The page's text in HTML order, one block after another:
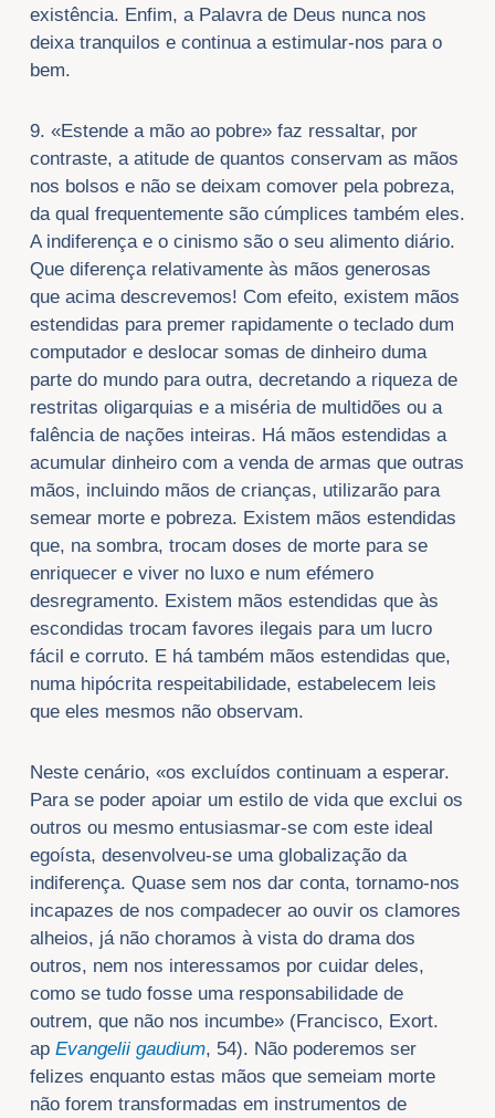
existência. Enfim, a Palavra de Deus nunca nos
deixa tranquilos e continua a estimular-nos para o
bem.
9. «Estende a mão ao pobre» faz ressaltar, por
contraste, a atitude de quantos conservam as mãos
nos bolsos e não se deixam comover pela pobreza,
da qual frequentemente são cúmplices também eles.
A indiferença e o cinismo são o seu alimento diário.
Que diferença relativamente às mãos generosas
que acima descrevemos! Com efeito, existem mãos
estendidas para premer rapidamente o teclado dum
computador e deslocar somas de dinheiro duma
parte do mundo para outra, decretando a riqueza de
restritas oligarquias e a miséria de multidões ou a
falência de nações inteiras. Há mãos estendidas a
acumular dinheiro com a venda de armas que outras
mãos, incluindo mãos de crianças, utilizarão para
semear morte e pobreza. Existem mãos estendidas
que, na sombra, trocam doses de morte para se
enriquecer e viver no luxo e num efémero
desregramento. Existem mãos estendidas que às
escondidas trocam favores ilegais para um lucro
fácil e corruto. E há também mãos estendidas que,
numa hipócrita respeitabilidade, estabelecem leis
que eles mesmos não observam.
Neste cenário, «os excluídos continuam a esperar.
Para se poder apoiar um estilo de vida que exclui os
outros ou mesmo entusiasmar-se com este ideal
egoísta, desenvolveu-se uma globalização da
indiferença. Quase sem nos dar conta, tornamo-nos
incapazes de nos compadecer ao ouvir os clamores
alheios, já não choramos à vista do drama dos
outros, nem nos interessamos por cuidar deles,
como se tudo fosse uma responsabilidade de
outrem, que não nos incumbe» (Francisco, Exort.
ap Evangelii gaudium, 54). Não poderemos ser
felizes enquanto estas mãos que semeiam morte
não forem transformadas em instrumentos de